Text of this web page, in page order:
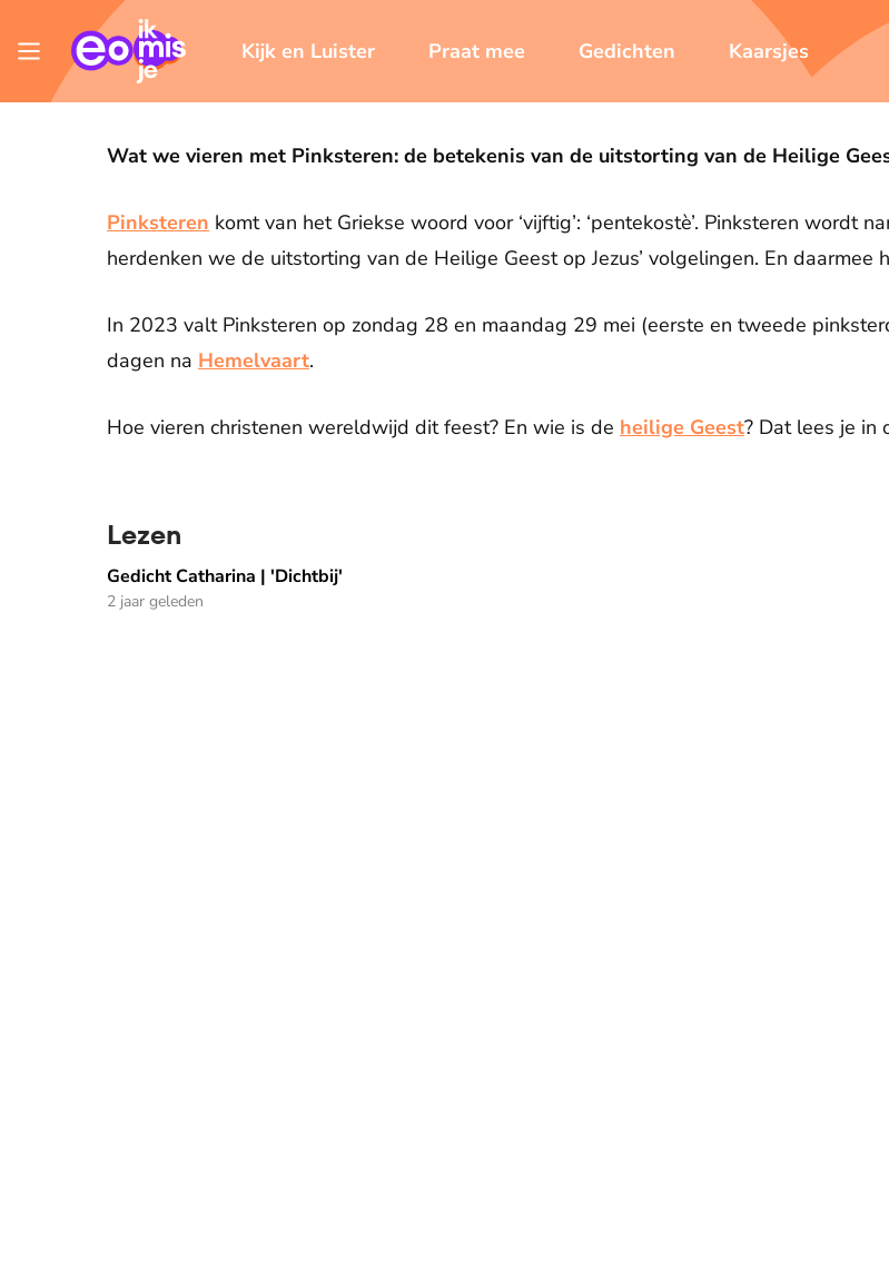
Kijk en Luister Praat mee Gedichten Kaarsjes
Wat we vieren met Pinksteren: de betekenis van de uitstorting van de Heilige
Pinksteren komt van het Griekse woord voor ‘vijftig’: ‘pentekostè’. Pinksteren wordt
herdenken we de uitstorting van de Heilige Geest op Jezus’ volgelingen. En daarmee
In 2023 valt Pinksteren op zondag 28 en maandag 29 mei (eerste en tweede
dagen na Hemelvaart.
Hoe vieren christenen wereldwijd dit feest? En wie is de heilige Geest? Dat lees je in
Lezen
Gedicht Catharina | 'Dichtbij'
Gedicht Catharina | 'Dichtbij'
2 jaar geleden